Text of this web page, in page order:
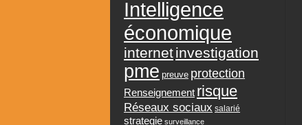
Intelligence
économique
internetinvestigation
pme preuve protection
Renseignement risque
Réseaux sociaux salarié
strategie surveillance